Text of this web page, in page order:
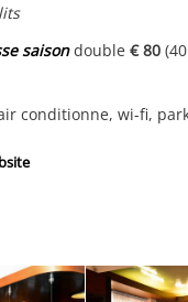
saisondouble€ 80
conditionne, wi-fi,